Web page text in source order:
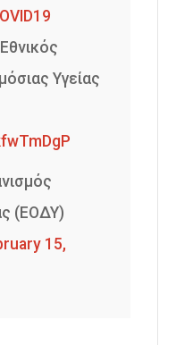
Υγείας
(ΕΟΔΥ)
15,